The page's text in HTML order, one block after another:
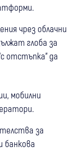
чрез облачни
глоба за
отстъпка“ да
мобилни
за
банкова